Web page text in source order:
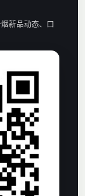
新品动态、口